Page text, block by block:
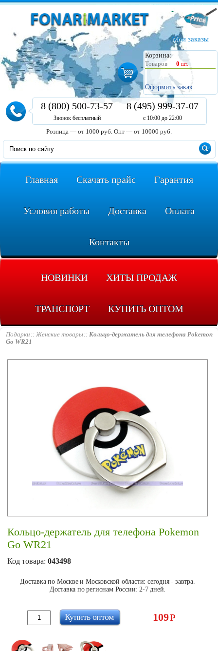
Мои заказы
Корзина:
Товаров
0 шт.
Оформить заказ
8 (800) 500-73-57
Звонок бесплатный
8 (495) 999-37-07
с 10:00 до 22:00
Розница — от 1000 руб. Опт — от 10000 руб.
Главная Скачать прайс Гарантия
Условия работы Доставка Оплата
Контакты
НОВИНКИ ХИТЫ ПРОДАЖ
ТРАНСПОРТ КУПИТЬ ОПТОМ
Подарки Женские товары
Кольцо-держатель для телефона Pokemon
Go WR21
Кольцо-держатель для телефона Pokemon
Go WR21
Код товара: 043498
Доставка по Москве и Московской области: сегодня - завтра.
Доставка по регионам России: 2-7 дней.
109Р
Купить оптом